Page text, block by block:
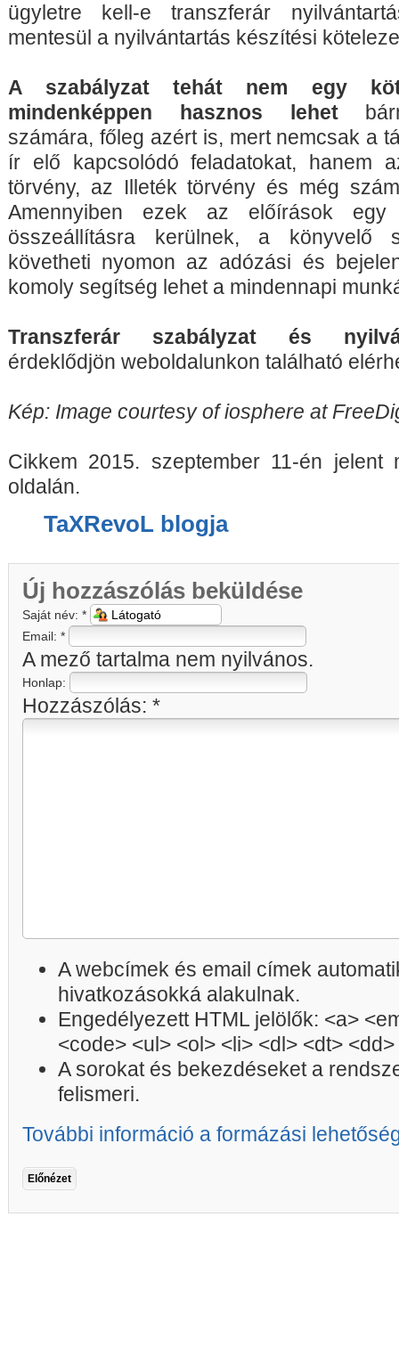
ügyletre kell-e transzferár
mentesül a nyilvántartás készítési
A szabályzat tehát nem egy
mindenképpen hasznos lehet
számára, főleg azért is, mert nemcsak a
ír elő kapcsolódó feladatokat, hanem
törvény, az Illeték törvény és még
Amennyiben ezek az előírások egy
összeállításra kerülnek, a könyvelő
követheti nyomon az adózási és
komoly segítség lehet a mindennapi
Transzferár szabályzat és
érdeklődjön weboldalunkon található
Kép: Image courtesy of iosphere at
Cikkem 2015. szeptember 11-én
oldalán.
TaXRevoL blogja
Új hozzászólás beküldése
Saját név: *
Email: *
A mező tartalma nem nyilvános.
Honlap:
Hozzászólás: *
A webcímek és email címek
hivatkozásokká alakulnak.
Engedélyezett HTML jelölők: <a>
<code> <ul> <ol> <li> <dl> <dt> <dd>
A sorokat és bekezdéseket a
felismeri.
További információ a formázási